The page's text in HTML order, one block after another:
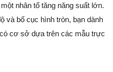
nhân tố tăng năng suất lớn.
và bố cục hình tròn, bạn dành
cơ sở dựa trên các mẫu trực